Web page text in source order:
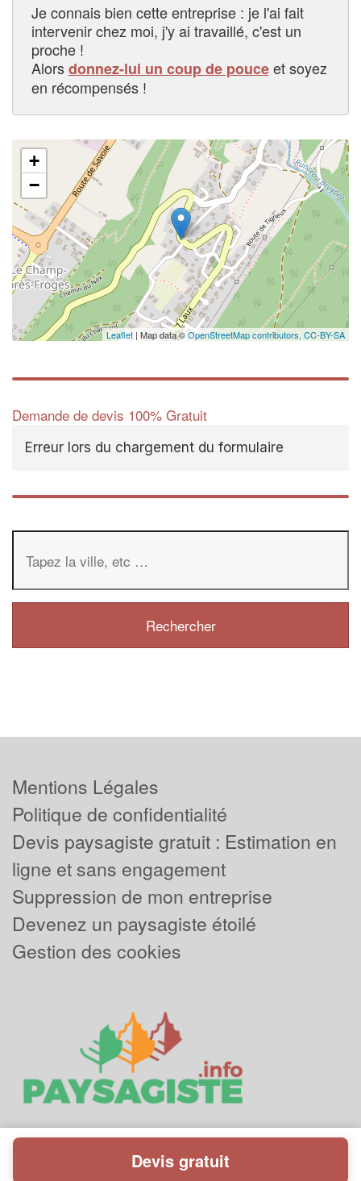
Je connais bien cette entreprise : je l'ai fait
intervenir chez moi, j'y ai travaillé, c'est un
proche !
Alorsdonnez-lui un coup de pouceet soyez
en récompensés !
+
−
Leaflet | Map data ©OpenStreetMap contributors, CC-BY-SA
Demande de devis 100% Gratuit
Erreur lors du chargement du formulaire
Mentions Légales
Politique de confidentialité
Devis paysagiste gratuit : Estimation en
ligne et sans engagement
Suppression de mon entreprise
Devenez un paysagiste étoilé
Gestion des cookies
Powered byPlus que pro
Devis gratuit